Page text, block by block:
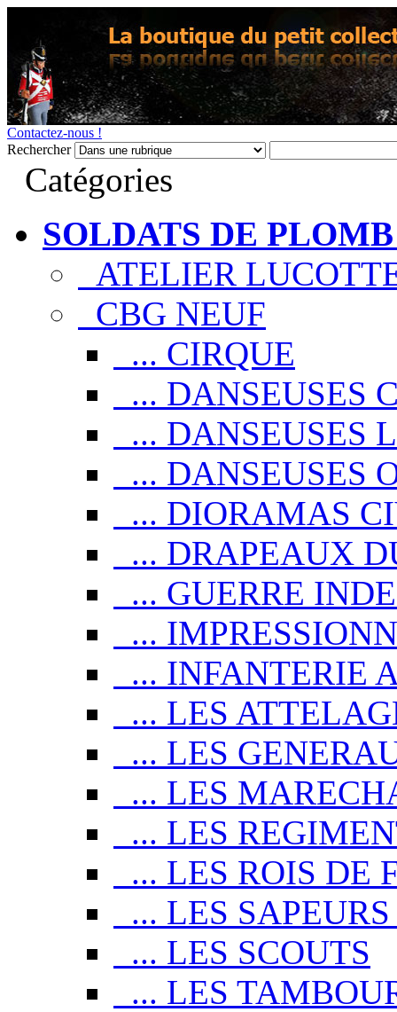
Contactez-nous !
Rechercher
Catégories
SOLDATS DE
ATELIER
CBG NEUF
... CIRQUE
... DANSEUSES
... DANSEUSES
... DANSEUSES
... DIORAMAS
... DRAPEAUX
... GUERRE
...
... INFANTERIE
... LES
... LES
... LES
... LES
... LES ROIS DE
... LES
... LES SCOUTS
... LES